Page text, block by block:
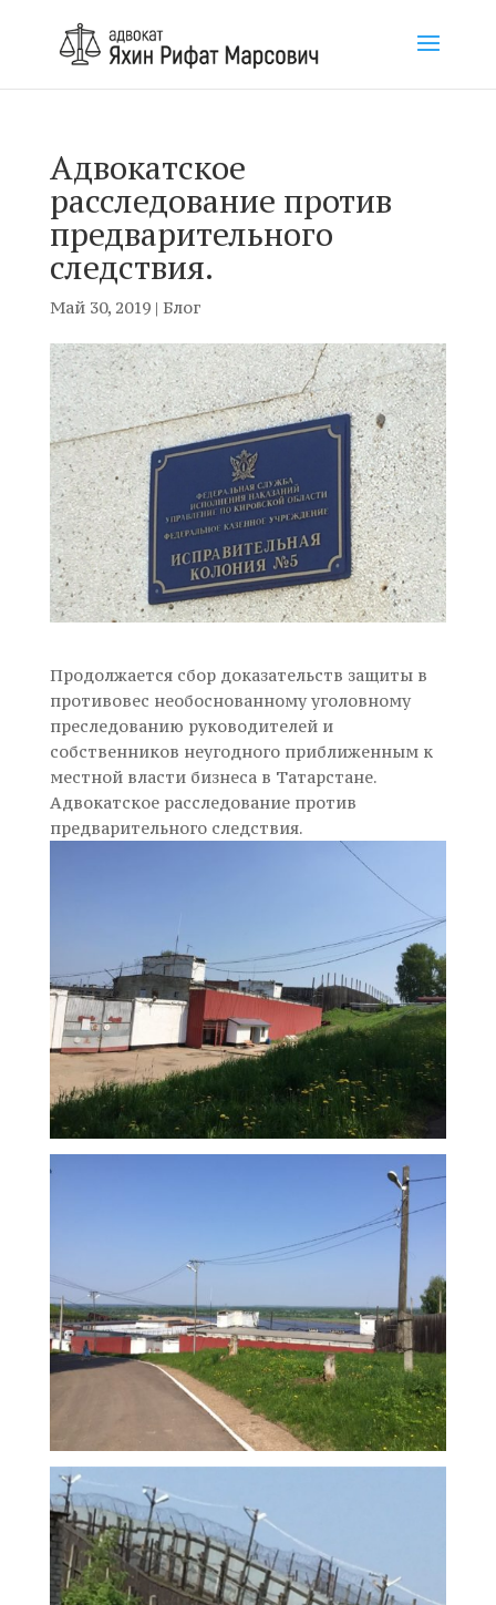
Адвокатское
расследование против
предварительного
следствия.
Май 30, 2019| Блог
Продолжается сбор доказательств защиты в
противовес необоснованному уголовному
преследованию руководителей и
собственников неугодного приближенным к
местной власти бизнеса в Татарстане.
Адвокатское расследование против
предварительного следствия.